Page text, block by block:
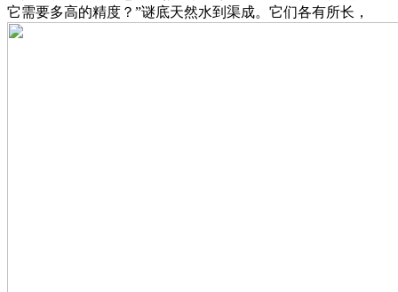
它需要多高的精度？”谜底天然水到渠成。它们各有所长，